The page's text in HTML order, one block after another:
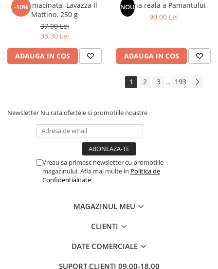
Instrumente si Truse Geometrie
Seturi scolare
Calculator
Consumabile & Accesorii
Cadouri
Literatura Romana
Literatura Universala
Carte Prescolara, Joc
Carti cartonate
-10%
Cafea macinata, Lavazza Il
Mattino, 250 g
37,00 Lei
33,30 Lei
ADAUGA IN COS
NOU
Istoria reala a Pamantului
90,00 Lei
ADAUGA IN COS
1 2 3 ... 193
Newsletter Nu rata ofertele si promotiile noastre
Vreau sa primesc newsletter cu promotiile
magazinului. Afla mai multe in Politica de
Confidentialitate
MAGAZINUL MEU
CLIENTI
DATE COMERCIALE
SUPORT CLIENTI 09.00-18.00